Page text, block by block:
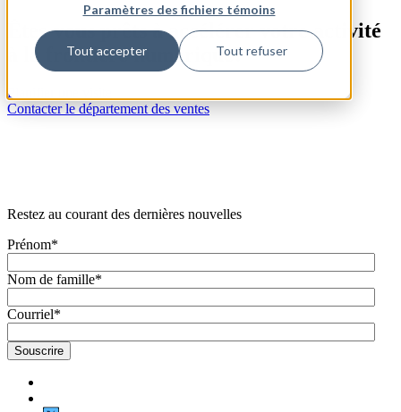
Paramètres des fichiers témoins
Tout accepter Tout refuser
Êtes-vous prêts à accélérer votre activité
à la frontière numérique?
Planifier une visite
Contacter le département des ventes
Restez au courant des dernières nouvelles
Prénom*
Nom de famille*
Courriel*